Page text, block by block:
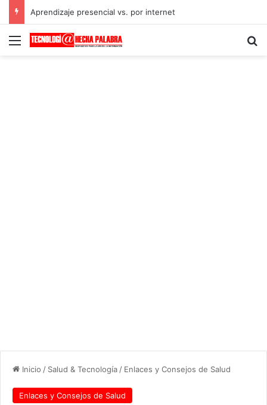
Aprendizaje presencial vs. por internet
Menú
Inicio / Salud & Tecnología / Enlaces y Consejos de Salud
Enlaces y Consejos de Salud